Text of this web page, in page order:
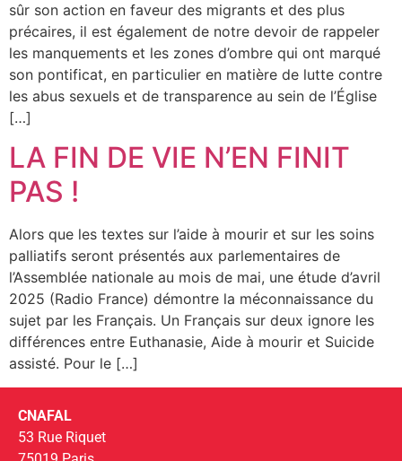
sûr son action en faveur des migrants et des plus
précaires, il est également de notre devoir de rappeler
les manquements et les zones d’ombre qui ont marqué
son pontificat, en particulier en matière de lutte contre
les abus sexuels et de transparence au sein de l’Église
[…]
LA FIN DE VIE N’EN FINIT
PAS !
Alors que les textes sur l’aide à mourir et sur les soins
palliatifs seront présentés aux parlementaires de
l’Assemblée nationale au mois de mai, une étude d’avril
2025 (Radio France) démontre la méconnaissance du
sujet par les Français. Un Français sur deux ignore les
différences entre Euthanasie, Aide à mourir et Suicide
assisté. Pour le […]
CNAFAL
53 Rue Riquet